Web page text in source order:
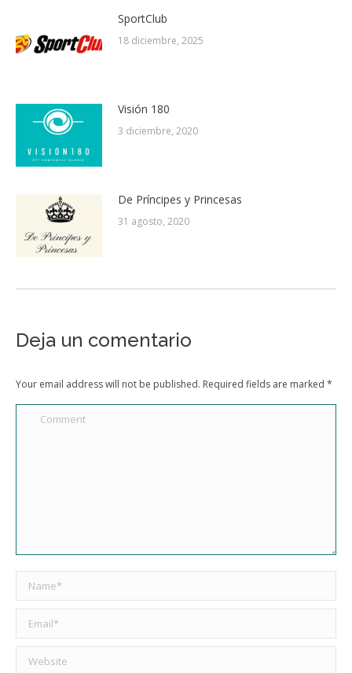
SportClub
18 diciembre, 2025
Visión 180
3 diciembre, 2020
De Príncipes y Princesas
31 agosto, 2020
Deja un comentario
Your email address will not be published. Required fields are marked *
Comment
Name *
Email *
Website